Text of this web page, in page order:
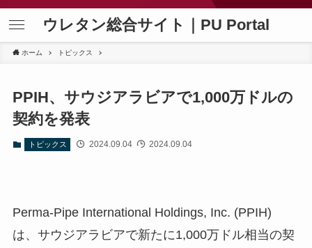
ウレタン総合サイト｜PU Portal
ホーム トピックス
PPIH、サウジアラビアで1,000万ドルの
契約を発表
トピックス 2024.09.04 2024.09.04
Perma-Pipe International Holdings, Inc. (PPIH)
は、サウジアラビアで新たに1,000万ドル相当の契